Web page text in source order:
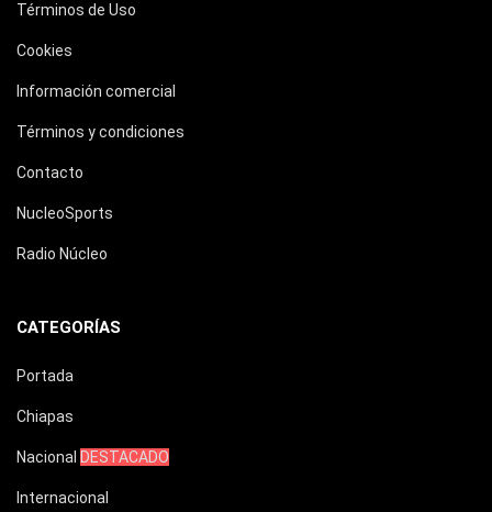
Términos de Uso
Cookies
Información comercial
Términos y condiciones
Contacto
NucleoSports
Radio Núcleo
CATEGORÍAS
Portada
Chiapas
Nacional DESTACADO
Internacional